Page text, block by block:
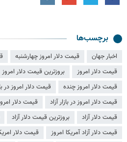
برچسب‌ها
اخبار جهان قیمت دلار امروز چهارشنبه
قیمت دلار امروز
بروزترین قیمت دلار امروز
قیمت دلار امروز چنده
قیمت دلار امروز در
قیمت دلار امروز در بازار آزاد
قیمت دلار
قیمت دلار آزاد
بروزترین قیمت دلار آزاد
قیمت دلار آزاد آمریکا امروز
قیمت دلار